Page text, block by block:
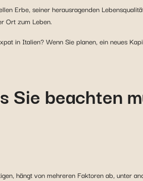
Erbe, seiner herausragenden
Ort zum Leben.
in Italien? Wenn Sie planen, ein neues
Sie beachten
hängt von mehreren Faktoren ab, unter